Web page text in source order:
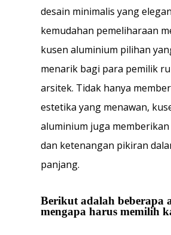
desain minimalis yang
kemudahan pemeliharaan
kusen aluminium pilihan
menarik bagi para pemilik
arsitek. Tidak hanya
estetika yang menawan,
aluminium juga
dan ketenangan pikiran
panjang.
Berikut adalah beberapa
mengapa harus memilih